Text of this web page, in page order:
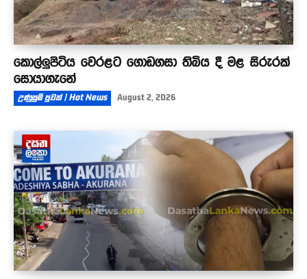
කොල්ලුපිටිය වෙරළට ගොඩගසා තිබිය දී මළ සිරුරක්
සොයාගැනේ
උණුසුම් පුවත් | Hot News August 2, 2026